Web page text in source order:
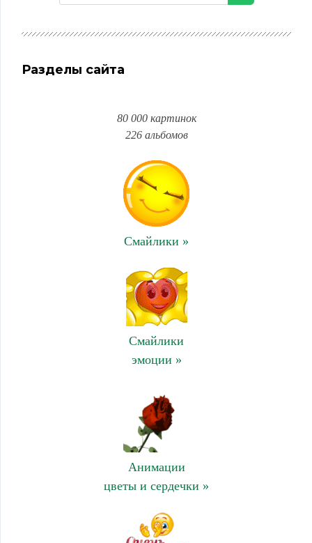
Разделы сайта
80 000 картинок
226 альбомов
Смайлики »
Смайлики
эмоции »
Анимации
цветы и сердечки »